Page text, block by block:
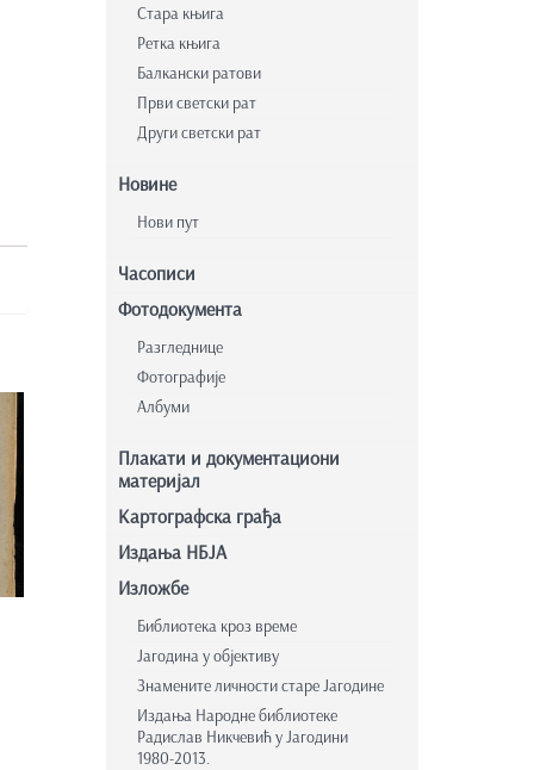
Стара књига
Ретка књига
Балкански ратови
Први светски рат
Други светски рат
Новине
Нови пут
Часописи
Фотодокумента
Разгледнице
Фотографије
Албуми
Плакати и документациони
материјал
Картографска грађа
Издања НБЈА
Изложбе
Библиотека кроз време
Јагодина у објективу
Знамените личности старе Јагодине
Издања Народне библиотеке
Радислав Никчевић у Јагодини
1980-2013.